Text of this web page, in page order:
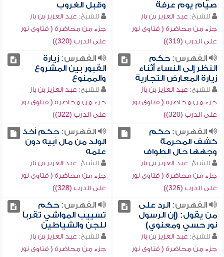
صيام يوم عرفة
للشيخ: عبد العزيز بن باز
جزء من محاضرة ( فتاوى نور
على الدرب (319))
وقبل الغروب
للشيخ: عبد العزيز بن باز
جزء من محاضرة ( فتاوى نور
على الدرب (320))
الفهرس:حكم
النظر إلى النساء أثناء
زيارة المعارض التجارية
للشيخ: عبد العزيز بن باز
جزء من محاضرة ( فتاوى نور
على الدرب (320))
الفهرس:زيارة
القبور بين المشروع
والممنوع
للشيخ: عبد العزيز بن باز
جزء من محاضرة ( فتاوى نور
على الدرب (322))
الفهرس:حكم
كشف المحرمة
وجهها حال الطواف
للشيخ: عبد العزيز بن باز
جزء من محاضرة ( فتاوى نور
على الدرب (326))
الفهرس:حكم أخذ
الولد من مال أبيه دون
علمه
للشيخ: عبد العزيز بن باز
جزء من محاضرة ( فتاوى نور
على الدرب (328))
الفهرس:الرد على
من يقول: (إن الرسول
نور حسي ومعنوي)
للشيخ: عبد العزيز بن باز
جزء من محاضرة ( فتاوى نور
الفهرس:حكم
تسييب المواشي تقرباً
للجن والشياطين
للشيخ: عبد العزيز بن باز
جزء من محاضرة ( فتاوى نور